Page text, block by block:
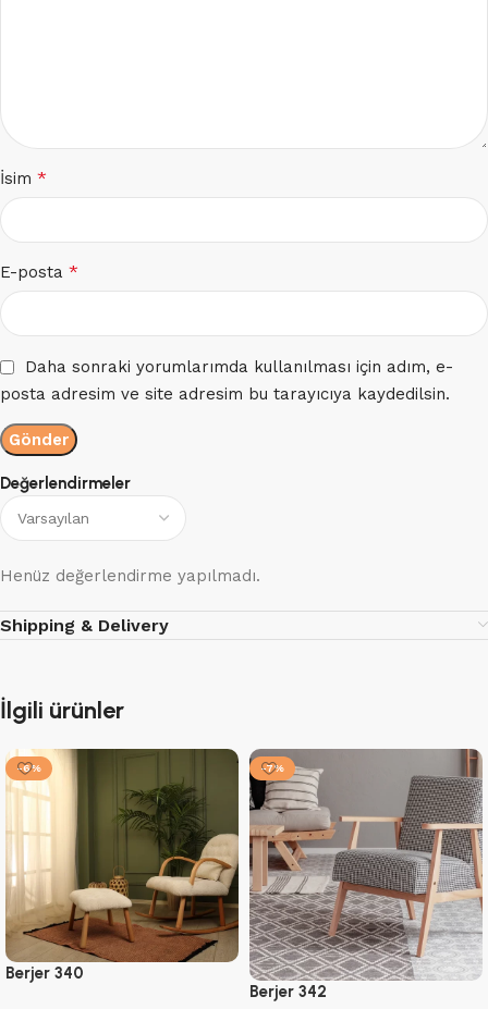
Değerlendirmeler
Henüz değerlendirme yapılmadı.
İsim *
E-posta *
Daha sonraki yorumlarımda kullanılması için adım, e-
posta adresim ve site adresim bu tarayıcıya kaydedilsin.
Shipping & Delivery
İlgili ürünler
-6%
Berjer 340
-7%
Berjer 342